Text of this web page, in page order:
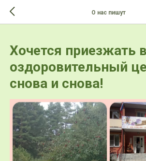
О нас пишут
Хочется приезжать в
оздоровительный
снова и снова!